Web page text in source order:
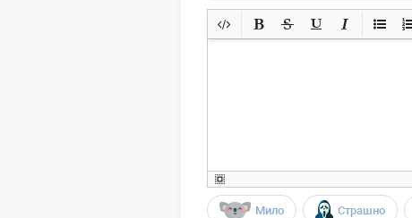
Мило Страшно